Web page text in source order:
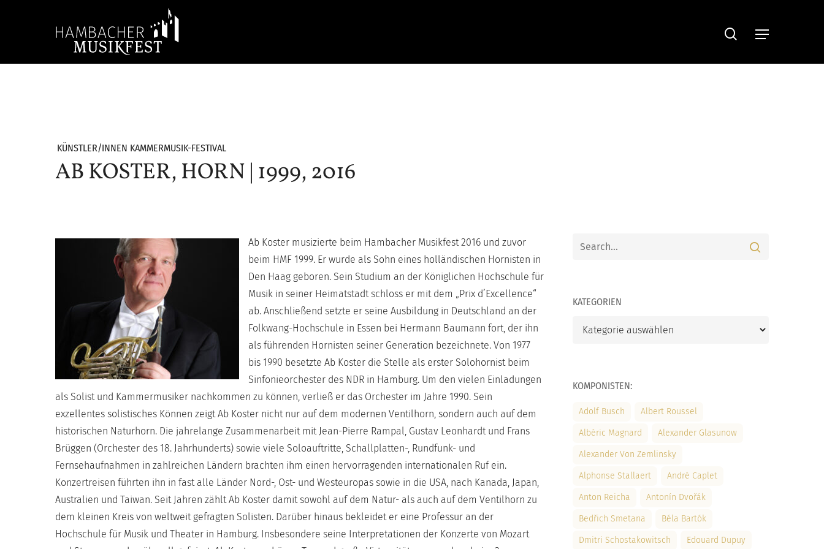
Menu
search
KÜNSTLER/INNEN KAMMERMUSIK-FESTIVAL
AB KOSTER, HORN | 1999, 2016
Ab Koster musizierte beim Hambacher Musikfest 2016 und zuvor
beim HMF 1999. Er wurde als Sohn eines holländischen Hornisten in
Den Haag geboren. Sein Studium an der Königlichen Hochschule für
Musik in seiner Heimatstadt schloss er mit dem „Prix d’Excellence“
ab. Anschließend setzte er seine Ausbildung in Deutschland an der
Folkwang-Hochschule in Essen bei Hermann Baumann fort, der ihn
als führenden Hornisten seiner Generation bezeichnete. Von 1977
bis 1990 besetzte Ab Koster die Stelle als erster Solohornist beim
Sinfonieorchester des NDR in Hamburg. Um den vielen Einladungen
als Solist und Kammermusiker nachkommen zu können, verließ er das Orchester im Jahre 1990. Sein
exzellentes solistisches Können zeigt Ab Koster nicht nur auf dem modernen Ventilhorn, sondern auch auf dem
historischen Naturhorn. Die jahrelange Zusammenarbeit mit Jean-Pierre Rampal, Gustav Leonhardt und Frans
Brüggen (Orchester des 18. Jahrhunderts) sowie viele Soloauftritte, Schallplatten-, Rundfunk- und
Fernsehaufnahmen in zahlreichen Ländern brachten ihm einen hervorragenden internationalen Ruf ein.
Konzertreisen führten ihn in fast alle Länder Nord-, Ost- und Westeuropas sowie in die USA, nach Kanada, Japan,
Australien und Taiwan. Seit Jahren zählt Ab Koster damit sowohl auf dem Natur- als auch auf dem Ventilhorn zu
dem kleinen Kreis von weltweit gefragten Solisten. Darüber hinaus bekleidet er eine Professur an der
Hochschule für Musik und Theater in Hamburg. Insbesondere seine Interpretationen der Konzerte von Mozart
KATEGORIEN
KOMPONISTEN:
Adolf Busch Albert Roussel
Albéric Magnard Alexander Glasunow
Alexander Von Zemlinsky
Alphonse Stallaert André Caplet
Anton Reicha Antonín Dvořák
Bedřich Smetana Béla Bartók
Dmitri Schostakowitsch Edouard Dupuy